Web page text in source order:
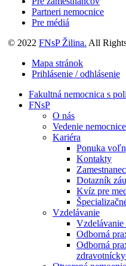
Partneri nemocnice
Pre médiá
© 2022 FNsP Žilina. All
Mapa stránok
Prihlásenie / odhlásenie
Fakultná nemocnica s
FNsP
O nás
Vedenie nemocnice
Kariéra
Ponuka
Kontakty
Dotazník
Kvíz pre
Vzdelávanie
Vzdelávanie
Odborná
Odborná